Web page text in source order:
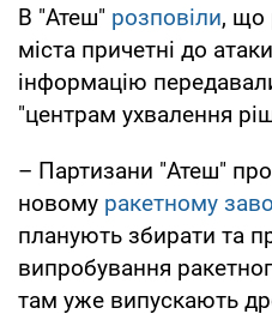
В "Атеш" розповіли, що
міста причетні до
інформацію
"центрам ухвалення
– Партизани "Атеш"
новому ракетному
планують збирати та
випробування
там уже випускають